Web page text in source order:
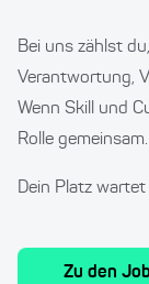
Bei uns zählst
Verantwortung,
Wenn Skill und
Rolle gemeinsam.
Dein Platz
Zu den